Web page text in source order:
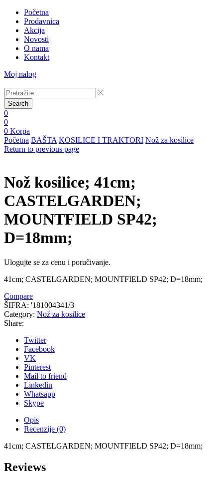
Početna
Prodavnica
Akcija
Novosti
O nama
Kontakt
Moj nalog
Search
0
0
0 Korpa
Početna BAŠTA KOSILICE I TRAKTORI Nož za kosilice
Return to previous page
Nož kosilice; 41cm;
CASTELGARDEN;
MOUNTFIELD SP42;
D=18mm;
Ulogujte se za cenu i poručivanje.
41cm; CASTELGARDEN; MOUNTFIELD SP42; D=18mm;
Compare
ŠIFRA: '181004341/3
Category: Nož za kosilice
Share:
Twitter
Facebook
VK
Pinterest
Mail to friend
Linkedin
Whatsapp
Skype
Opis
Recenzije (0)
41cm; CASTELGARDEN; MOUNTFIELD SP42; D=18mm;
Reviews